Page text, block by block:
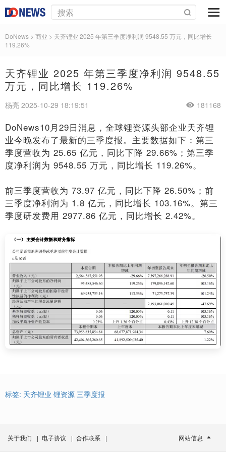
DoNews > 商业 > 天齐锂业 2025 年第三季度净利润 9548.55 万元，同比增长
119.26%
天齐锂业 2025 年第三季度净利润 9548.55
万元，同比增长 119.26%
杨亮 2025-10-29 18:19:51 181168
DoNews10月29日消息，全球锂资源头部企业天齐锂
业今晚发布了最新的三季度报。主要数据如下：第三
季度营收为 25.65 亿元，同比下降 29.66%；第三季
度净利润为 9548.55 万元，同比增长 119.26%。
前三季度营收为 73.97 亿元，同比下降 26.50%；前
三季度净利润为 1.8 亿元，同比增长 103.16%。第三
季度研发费用 2977.86 亿元，同比增长 2.42%。
标签: 天齐锂业 锂资源 三季度报
关于我们 | 电子协议 | 合作联系 | 网站信息